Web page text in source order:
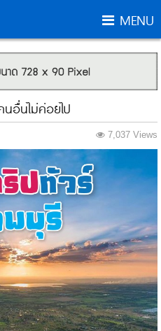
MENU
อื่นไม่ค่อยไป
7,037 Views